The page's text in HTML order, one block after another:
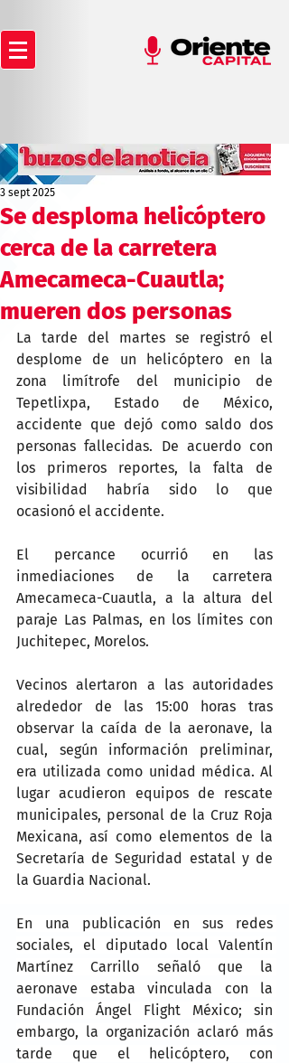
Se desploma helicóptero
cerca de la carretera
Amecameca-Cuautla;
mueren dos personas
3 sept 2025
La tarde del martes se registró el
desplome de un helicóptero en la
zona limítrofe del municipio de
Tepetlixpa, Estado de México,
accidente que dejó como saldo dos
personas fallecidas. De acuerdo con
los primeros reportes, la falta de
visibilidad habría sido lo que
ocasionó el accidente.
El percance ocurrió en las
inmediaciones de la carretera
Amecameca-Cuautla, a la altura del
paraje Las Palmas, en los límites con
Juchitepec, Morelos.
Vecinos alertaron a las autoridades
alrededor de las 15:00 horas tras
observar la caída de la aeronave, la
cual, según información preliminar,
era utilizada como unidad médica. Al
lugar acudieron equipos de rescate
municipales, personal de la Cruz Roja
Mexicana, así como elementos de la
Secretaría de Seguridad estatal y de
la Guardia Nacional.
En una publicación en sus redes
sociales, el diputado local Valentín
Martínez Carrillo señaló que la
aeronave estaba vinculada con la
Fundación Ángel Flight México; sin
embargo, la organización aclaró más
tarde que el helicóptero, con